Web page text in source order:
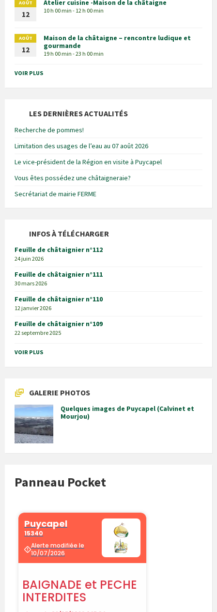
AOÛT
12
Atelier cuisine -Maison de la châtaigne
10 h 00 min - 12 h 00 min
AOÛT
12
Maison de la châtaigne – rencontre ludique et
gourmande
19 h 00 min - 23 h 00 min
VOIR PLUS
LES DERNIÈRES ACTUALITÉS
Recherche de pommes!
Limitation des usages de l’eau au 07 août 2026
Le vice-président de la Région en visite à Puycapel
Vous êtes possédez une châtaigneraie?
Secrétariat de mairie FERME
INFOS À TÉLÉCHARGER
Feuille de châtaignier n°112
24 juin 2026
Feuille de châtaignier n°111
30 mars 2026
Feuille de châtaignier n°110
12 janvier 2026
Feuille de châtaignier n°109
22 septembre 2025
VOIR PLUS
GALERIE PHOTOS
Quelques images de Puycapel (Calvinet et
Mourjou)
Panneau Pocket